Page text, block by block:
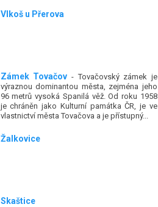
Vlkoš u Přerova
Zámek Tovačov - Tovačovský zámek je
výraznou dominantou města, zejména jeho
96 metrů vysoká Spanilá věž. Od roku 1958
je chráněn jako Kulturní památka ČR, je ve
vlastnictví města Tovačova a je přístupný...
Žalkovice
Skaštice